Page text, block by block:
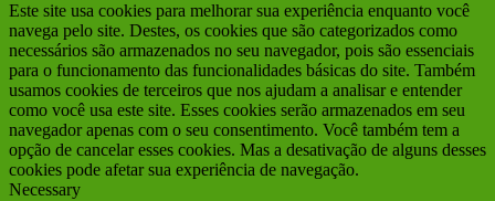
Este site usa cookies para melhorar sua experiência enquanto você
navega pelo site. Destes, os cookies que são categorizados como
necessários são armazenados no seu navegador, pois são essenciais
para o funcionamento das funcionalidades básicas do site. Também
usamos cookies de terceiros que nos ajudam a analisar e entender
como você usa este site. Esses cookies serão armazenados em seu
navegador apenas com o seu consentimento. Você também tem a
opção de cancelar esses cookies. Mas a desativação de alguns desses
cookies pode afetar sua experiência de navegação.
Necessary